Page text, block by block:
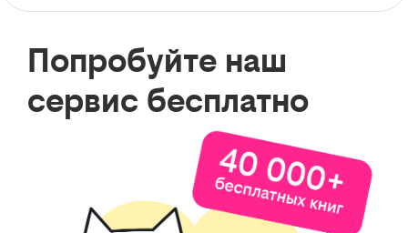
Попробуйте наш
сервис бесплатно